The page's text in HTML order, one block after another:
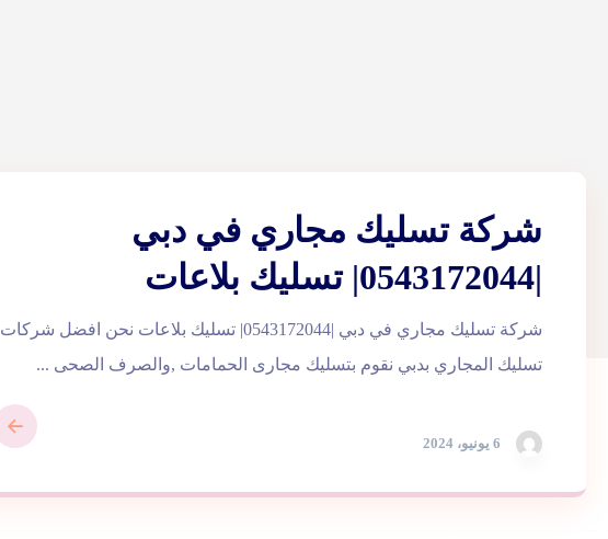
شركة تسليك مجاري في دبي
|0543172044| تسليك بلاعات
6 يونيو، 2024
شركة تسليك مجاري في دبي |0543172044| تسليك بلاعات نحن افضل شركات
تسليك المجاري بدبي نقوم بتسليك مجارى الحمامات ,والصرف الصحى ...